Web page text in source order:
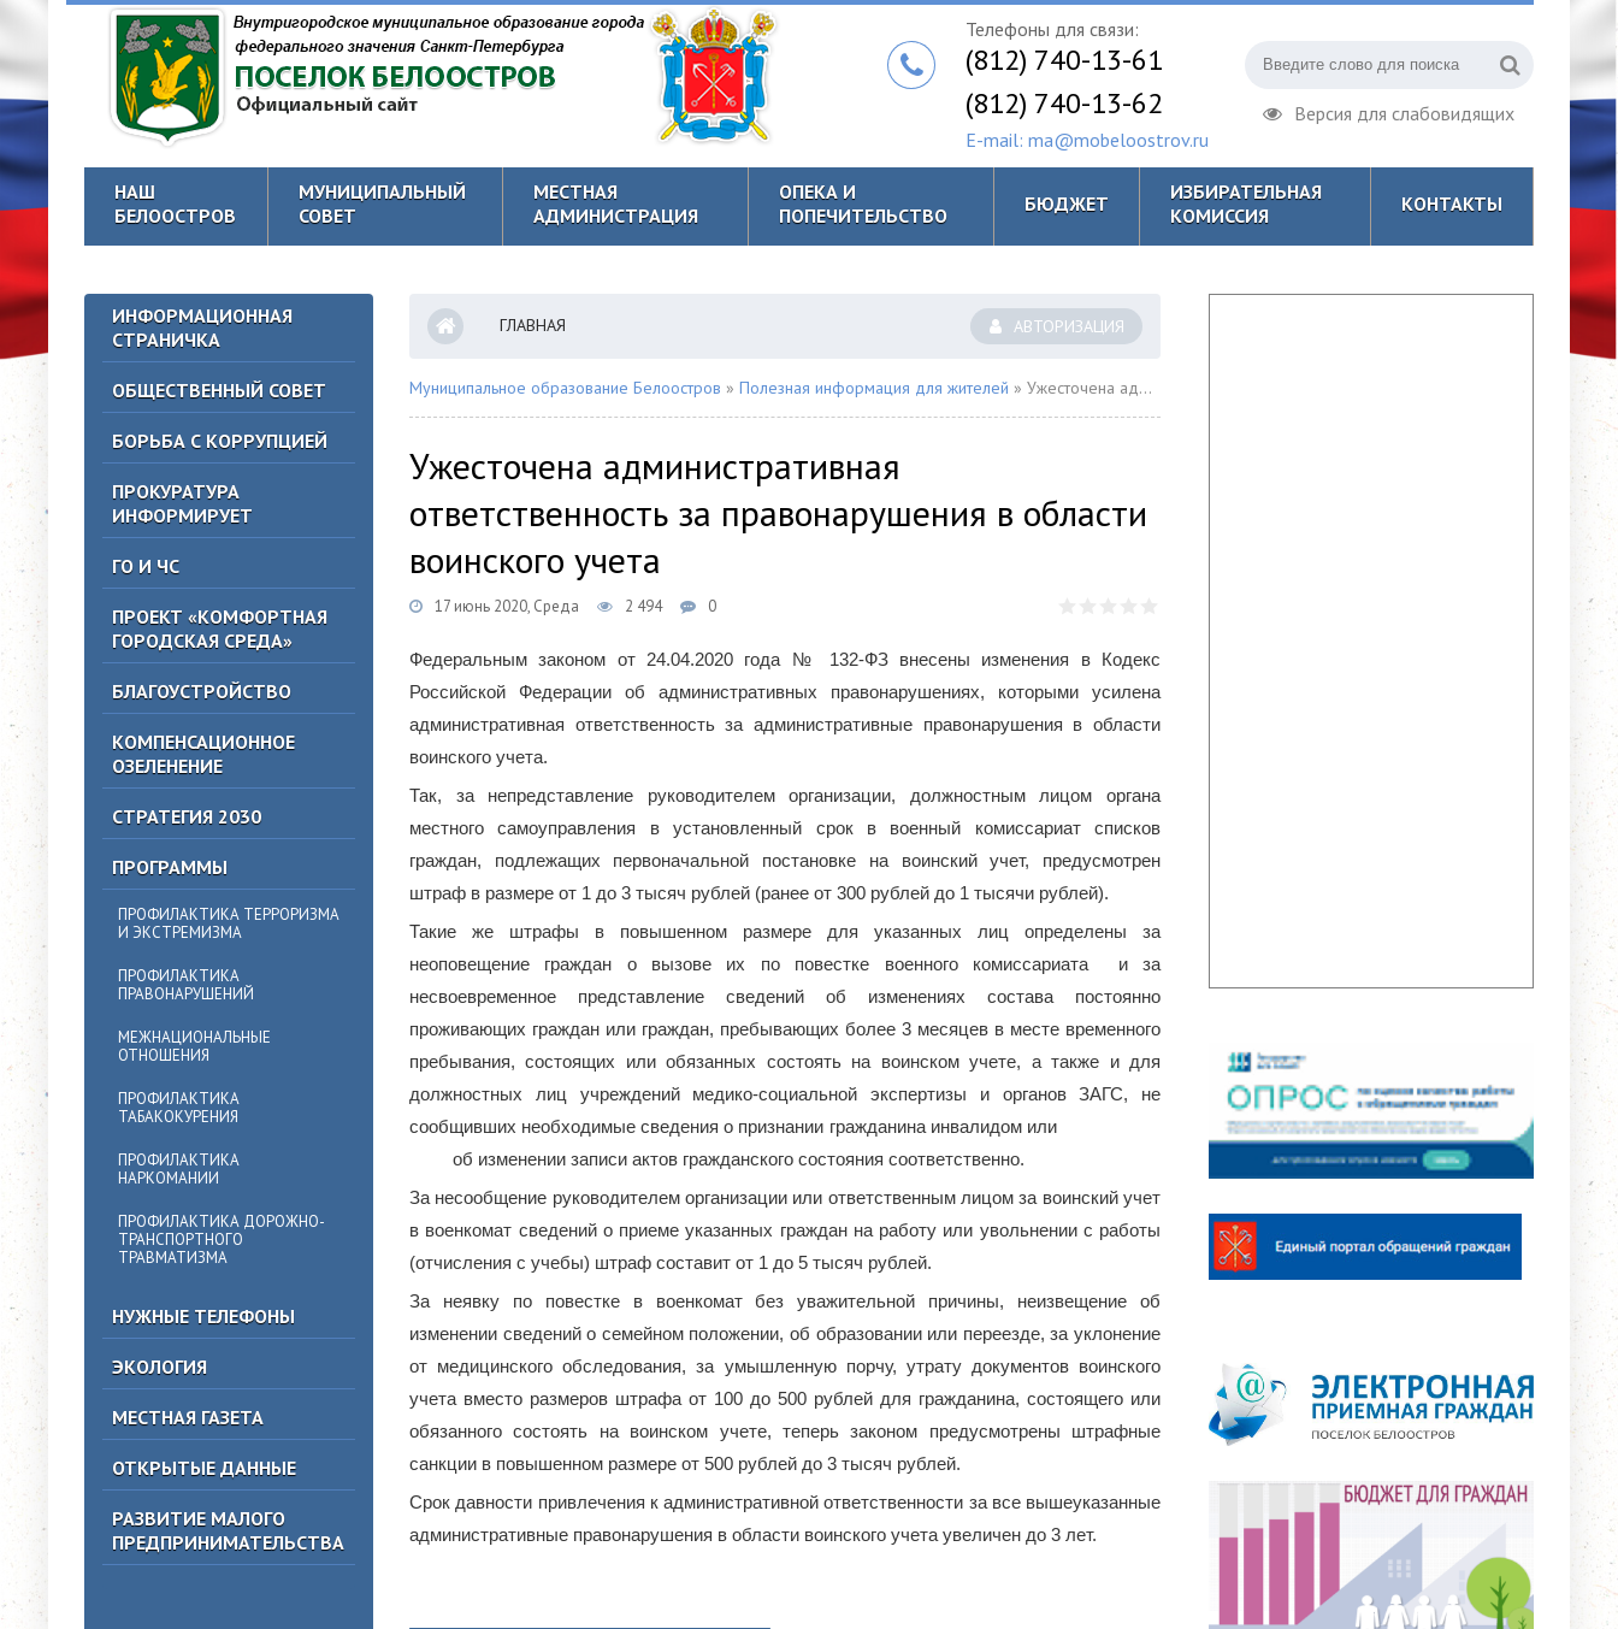
Версия для слабовидящих
Телефоны для связи:
(812) 740-13-61
(812) 740-13-62
E-mail: ma@mobeloostrov.ru
НАШ
БЕЛООСТРОВ
МУНИЦИПАЛЬНЫЙ
СОВЕТ
МЕСТНАЯ
АДМИНИСТРАЦИЯ
ОПЕКА И
ПОПЕЧИТЕЛЬСТВО
БЮДЖЕТ
ИЗБИРАТЕЛЬНАЯ
КОМИССИЯ
КОНТАКТЫ
ИНФОРМАЦИОННАЯ
СТРАНИЧКА
ОБЩЕСТВЕННЫЙ СОВЕТ
БОРЬБА С КОРРУПЦИЕЙ
ПРОКУРАТУРА
ИНФОРМИРУЕТ
ГО И ЧС
ПРОЕКТ «КОМФОРТНАЯ
ГОРОДСКАЯ СРЕДА»
БЛАГОУСТРОЙСТВО
КОМПЕНСАЦИОННОЕ
ОЗЕЛЕНЕНИЕ
СТРАТЕГИЯ 2030
ПРОГРАММЫ
ПРОФИЛАКТИКА ТЕРРОРИЗМА
И ЭКСТРЕМИЗМА
ПРОФИЛАКТИКА
ПРАВОНАРУШЕНИЙ
МЕЖНАЦИОНАЛЬНЫЕ
ОТНОШЕНИЯ
ПРОФИЛАКТИКА
ТАБАКОКУРЕНИЯ
ПРОФИЛАКТИКА
НАРКОМАНИИ
ПРОФИЛАКТИКА ДОРОЖНО-
ТРАНСПОРТНОГО
ТРАВМАТИЗМА
НУЖНЫЕ ТЕЛЕФОНЫ
ЭКОЛОГИЯ
МЕСТНАЯ ГАЗЕТА
ОТКРЫТЫЕ ДАННЫЕ
РАЗВИТИЕ МАЛОГО
ПРЕДПРИНИМАТЕЛЬСТВА
ГЛАВНАЯ АВТОРИЗАЦИЯ
Муниципальное образование Белоостров » Полезная информация для жителей » Ужесточена административная ответственность за правонарушения в области воинского учета
Ужесточена административная
ответственность за правонарушения в области
воинского учета
17 июнь 2020, Среда 2 494 0
Федеральным законом от 24.04.2020 года № 132-ФЗ внесены изменения в Кодекс
Российской Федерации об административных правонарушениях, которыми усилена
административная ответственность за административные правонарушения в области
воинского учета.
Так, за непредставление руководителем организации, должностным лицом органа
местного самоуправления в установленный срок в военный комиссариат списков
граждан, подлежащих первоначальной постановке на воинский учет, предусмотрен
штраф в размере от 1 до 3 тысяч рублей (ранее от 300 рублей до 1 тысячи рублей).
Такие же штрафы в повышенном размере для указанных лиц определены за
неоповещение граждан о вызове их по повестке военного комиссариата и за
несвоевременное представление сведений об изменениях состава постоянно
проживающих граждан или граждан, пребывающих более 3 месяцев в месте временного
пребывания, состоящих или обязанных состоять на воинском учете, а также и для
должностных лиц учреждений медико-социальной экспертизы и органов ЗАГС, не
сообщивших необходимые сведения о признании гражданина инвалидом или
об изменении записи актов гражданского состояния соответственно.
За несообщение руководителем организации или ответственным лицом за воинский учет
в военкомат сведений о приеме указанных граждан на работу или увольнении с работы
(отчисления с учебы) штраф составит от 1 до 5 тысяч рублей.
За неявку по повестке в военкомат без уважительной причины, неизвещение об
изменении сведений о семейном положении, об образовании или переезде, за уклонение
от медицинского обследования, за умышленную порчу, утрату документов воинского
учета вместо размеров штрафа от 100 до 500 рублей для гражданина, состоящего или
обязанного состоять на воинском учете, теперь законом предусмотрены штрафные
санкции в повышенном размере от 500 рублей до 3 тысяч рублей.
Срок давности привлечения к административной ответственности за все вышеуказанные
административные правонарушения в области воинского учета увеличен до 3 лет.